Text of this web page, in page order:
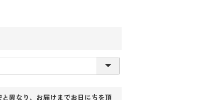
異なり、お届けまでお日にちを頂